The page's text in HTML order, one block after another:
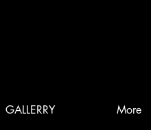
GALLERRY More